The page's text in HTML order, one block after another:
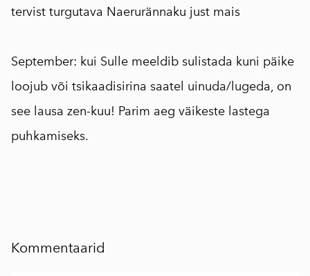
tervist turgutava Naerurännaku just mais
September: kui Sulle meeldib sulistada kuni päike
loojub või tsikaadisirina saatel uinuda/lugeda, on
see lausa zen-kuu! Parim aeg väikeste lastega
puhkamiseks.
Kommentaarid